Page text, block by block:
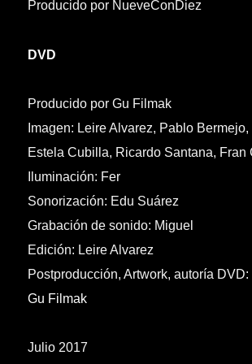
Producido por NueveConDiez
DVD
Producido por Gu Filmak
Imagen: Leire Alvarez, Pablo Bermejo,
Estela Cubilla, Ricardo Santana, Fran
Iluminación: Fer
Sonorización: Edu Suárez
Grabación de sonido: Miguel
Edición: Leire Alvarez
Postproducción, Artwork, autoría DVD:
Gu Filmak
Julio 2017